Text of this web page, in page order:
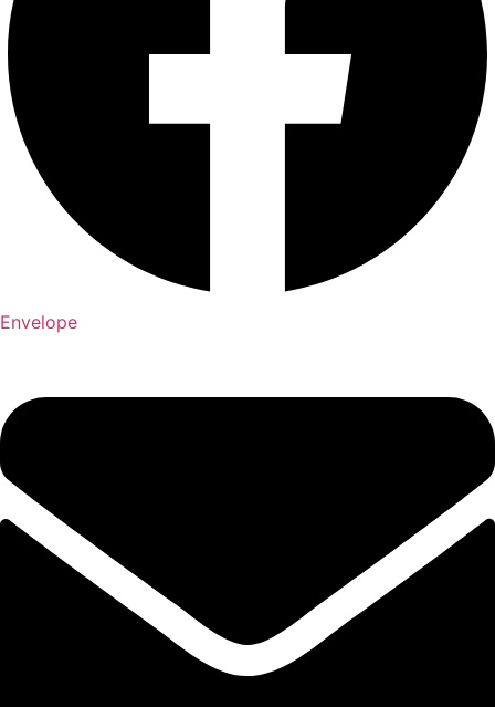
Envelope